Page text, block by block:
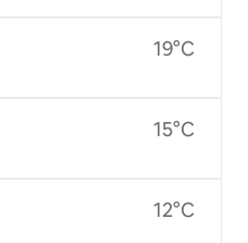
19°C
15°C
12°C